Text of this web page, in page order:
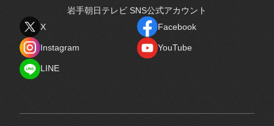
岩手朝日テレビ SNS公式アカウント
X
Facebook
Instagram
YouTube
LINE